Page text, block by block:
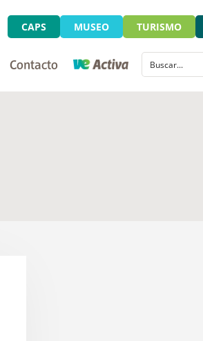
CAPS MUSEO TURISMO
Contacto